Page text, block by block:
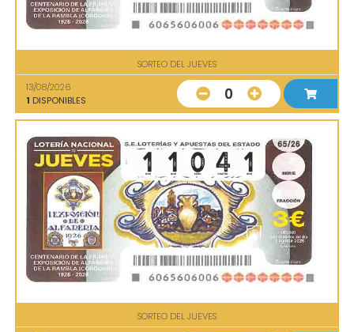
SORTEO DEL JUEVES
13/08/2026
1 DISPONIBLES 0
SORTEO DEL JUEVES